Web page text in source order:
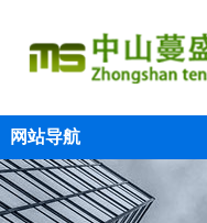
网站导航